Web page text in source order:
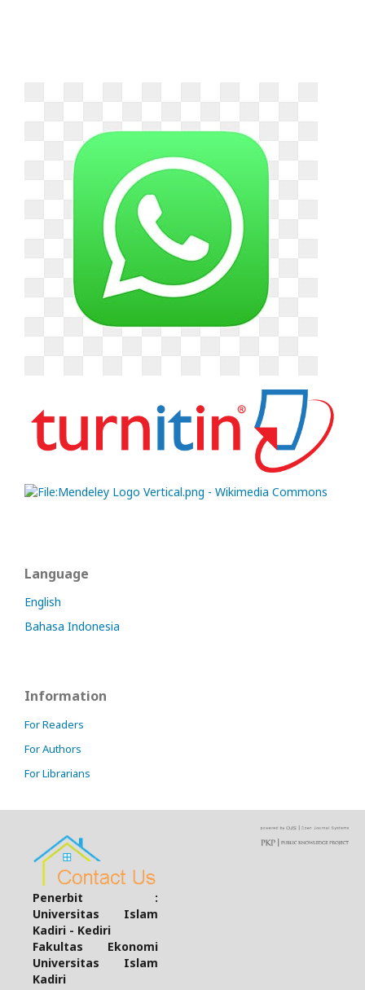
Language
English
Bahasa Indonesia
Information
For Readers
For Authors
For Librarians
Penerbit :
Universitas Islam
Kadiri - Kediri
Fakultas Ekonomi
Universitas Islam
Kadiri